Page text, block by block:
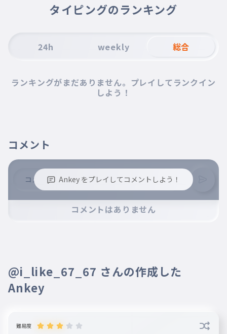
す
タイピングのランキング
24h weekly 総合
ランキングがまだありません。プレイしてランクイン
しよう！
コメント
Ankey をプレイしてコメントしよう！
※コメントするには、ログインが必要です。
コメントはありません
@i_like_67_67 さんの作成した
Ankey
難易度